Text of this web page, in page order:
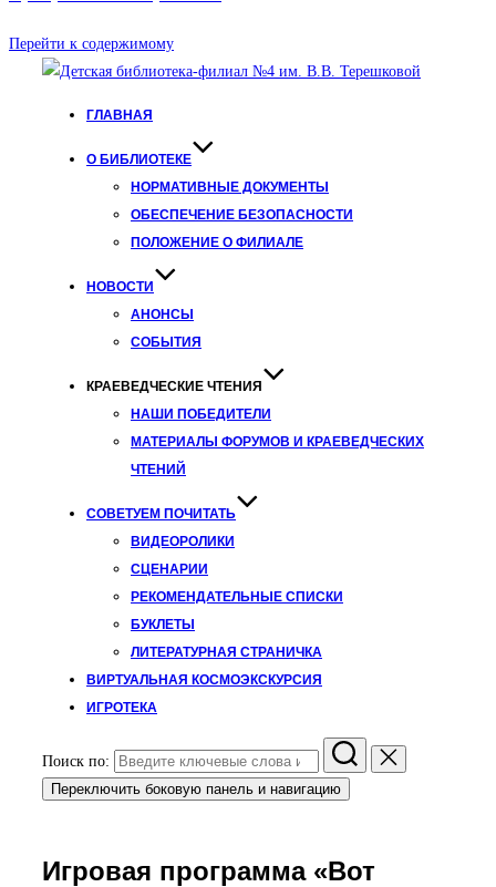
Перейти к содержимому
ГЛАВНАЯ
О БИБЛИОТЕКЕ
НОРМАТИВНЫЕ ДОКУМЕНТЫ
ОБЕСПЕЧЕНИЕ БЕЗОПАСНОСТИ
ПОЛОЖЕНИЕ О ФИЛИАЛЕ
НОВОСТИ
АНОНСЫ
СОБЫТИЯ
КРАЕВЕДЧЕСКИЕ ЧТЕНИЯ
НАШИ ПОБЕДИТЕЛИ
МАТЕРИАЛЫ ФОРУМОВ И КРАЕВЕДЧЕСКИХ
ЧТЕНИЙ
СОВЕТУЕМ ПОЧИТАТЬ
ВИДЕОРОЛИКИ
СЦЕНАРИИ
РЕКОМЕНДАТЕЛЬНЫЕ СПИСКИ
БУКЛЕТЫ
ЛИТЕРАТУРНАЯ СТРАНИЧКА
ВИРТУАЛЬНАЯ КОСМОЭКСКУРСИЯ
ИГРОТЕКА
Поиск по:
Переключить боковую панель и навигацию
Игровая программа «Вот